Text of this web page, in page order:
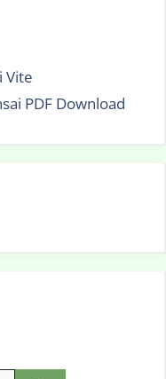
Vite
PDF Download